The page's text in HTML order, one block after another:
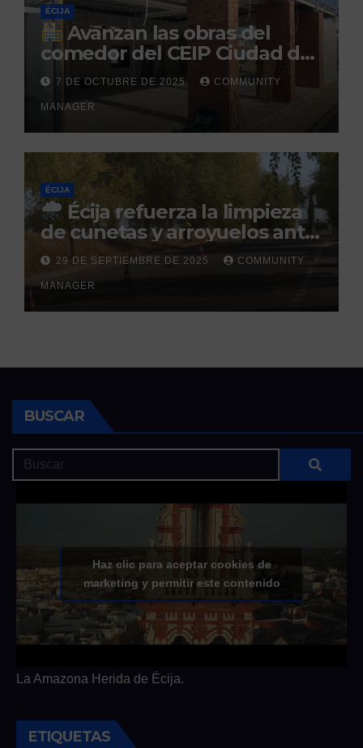
ÉCIJA
Avanzan las obras del
comedor del CEIP Ciudad del
Sol: su finalización está
prevista para finales de 2025
7 DE OCTUBRE DE 2025 COMMUNITY
MANAGER
ÉCIJA
Écija refuerza la limpieza
de cunetas y arroyuelos ante
la llegada de las lluvias
otoñales
29 DE SEPTIEMBRE DE 2025 COMMUNITY
MANAGER
BUSCAR
Haz clic para aceptar cookies de
marketing y permitir este contenido
La Amazona Herida de Écija.
ETIQUETAS